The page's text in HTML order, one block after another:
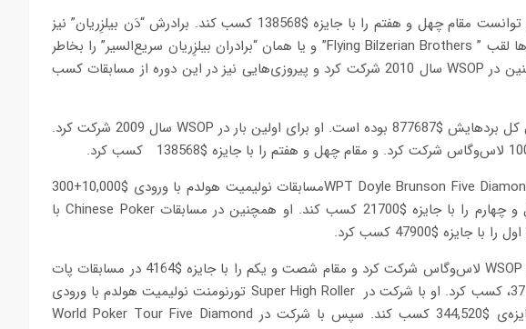
او در مسابقات WSOP سال2009 شرکت کرد و توانست مقام چهل و هفتم را با جایزه $138568 کسب کند. برادرش “دَن بیلزِریان” نیز
در این مسابقات شرکت کرد. نورمن چاد به آن‌ها لقب ” Flying Bilzerian Brothers” و یا همان “برادران بیلزِریان سریع‌السیر” را بخاطر
اجرای عالیشان در این تورنومنت داد. او همچنین در WSOP سال 2010 شرکت کرد و پیروزی‌هایی نیز در این دوره از مسابقات کسب
بهترین برد او از کش‌گیم‌ها، $344520 و میزان کل بردهایش $877687 بوده است. او برای اولین بار در WSOP سال 2009 شرکت کرد.
در سال 2013 او در WPT Doyle Brunson Five Diamond World Poker Classicمسابقات نولیمیت هولدم با ورودی $10,000+300
لاس وگاس شرکت کرد. و توانست مقام چهل و چهارم را با جایزه $21700 کسب کند. او همچنین در مسابقات Chinese Poker با
در سال 2014، او در چهل و پنجمین مسابقات WSOP لاس‌وگاس شرکت کرد و مقام شصت و یکم را با جایزه $4164 در مسابقات پات
لیمیت اوماها با ورودی $1500 مسابقه شماره 37، کسب کرد. او با شرکت در Super High Roller تورنومنت نولیمیت هولدم با ورودی
$100000+2000 توانست مقام هفتم را با جایزه‌ی $344,520 کسب کند. سپس با شرکت در World Poker Tour Five Diamond